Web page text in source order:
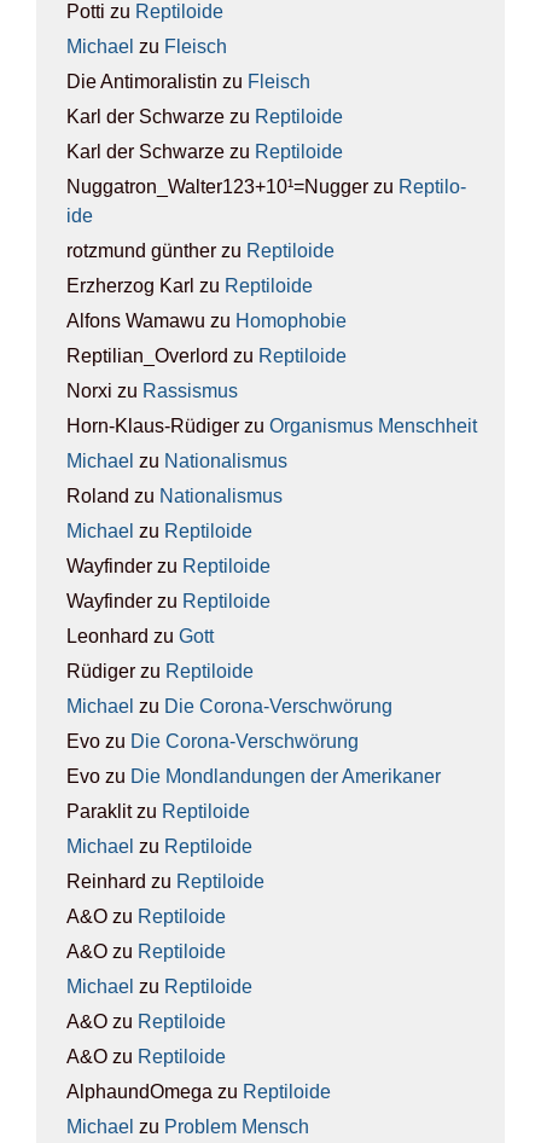
Potti zu Rep­ti­lo­ide
Michael zu Fleisch
Die Antimoralistin zu Fleisch
Karl der Schwarze zu Rep­ti­lo­ide
Karl der Schwarze zu Rep­ti­lo­ide
Nuggatron_Walter123+10¹=Nugger zu Rep­ti­lo­
ide
rotzmund günther zu Rep­ti­lo­ide
Erzherzog Karl zu Rep­ti­lo­ide
Alfons Wamawu zu Homo­pho­bie
Reptilian_Overlord zu Rep­ti­lo­ide
Norxi zu Ras­sis­mus
Horn-Klaus-Rüdiger zu Orga­nis­mus Mensch­heit
Michael zu Natio­na­lis­mus
Roland zu Natio­na­lis­mus
Michael zu Rep­ti­lo­ide
Wayfinder zu Rep­ti­lo­ide
Wayfinder zu Rep­ti­lo­ide
Leonhard zu Gott
Rüdiger zu Rep­ti­lo­ide
Michael zu Die Coro­na-Ver­schwö­rung
Evo zu Die Coro­na-Ver­schwö­rung
Evo zu Die Mond­lan­dun­gen der Ame­ri­ka­ner
Paraklitzu Rep­ti­lo­ide
Michael zu Rep­ti­lo­ide
Reinhard zu Rep­ti­lo­ide
A&O zu Rep­ti­lo­ide
A&O zu Rep­ti­lo­ide
Michael zu Rep­ti­lo­ide
A&O zu Rep­ti­lo­ide
A&O zu Rep­ti­lo­ide
AlphaundOmega zu Rep­ti­lo­ide
Michael zu Pro­blem Mensch